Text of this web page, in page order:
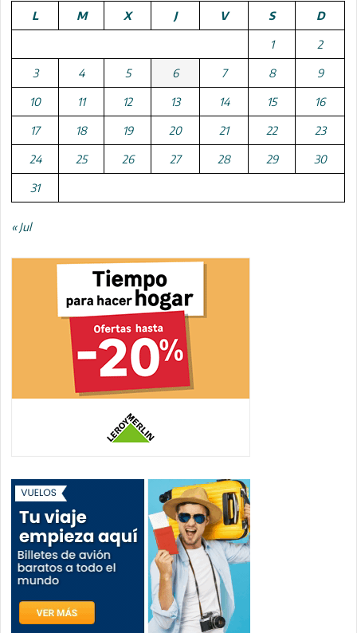
L
M X J V S D
1 2
3 4 5 6 7 8 9
10 11 12 13 14 15 16
17 18 19 20 21 22 23
24 25 26 27 28 29 30
31
« Jul